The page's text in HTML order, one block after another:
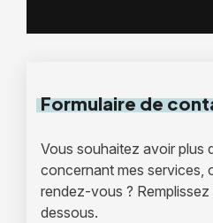
Formulairede
Vous souhaitez avoir plus
concernant mes services,
rendez-vous ?
dessous.